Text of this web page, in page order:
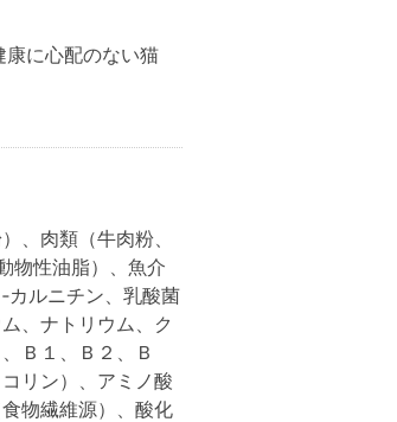
に心配のない猫
、肉類（牛肉粉、
物性油脂）、魚介
カルニチン、乳酸菌
、ナトリウム、ク
Ｂ１、Ｂ２、Ｂ
リン）、アミノ酸
物繊維源）、酸化